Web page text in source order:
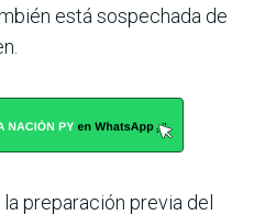
está sospechada de
preparación previa del